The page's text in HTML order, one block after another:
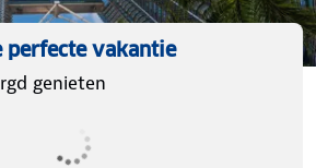
perfecte vakantie
genieten